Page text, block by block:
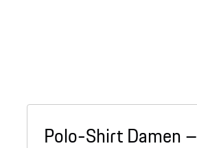
Polo-Shirt Damen –